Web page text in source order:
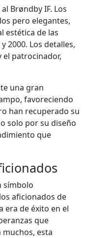
Brøndby IF. Los
pero elegantes,
estética de las
2000. Los detalles,
el patrocinador,
una gran
favoreciendo
han recuperado su
solo por su diseño
que
símbolo
aficionados de
era de éxito en el
que
esta